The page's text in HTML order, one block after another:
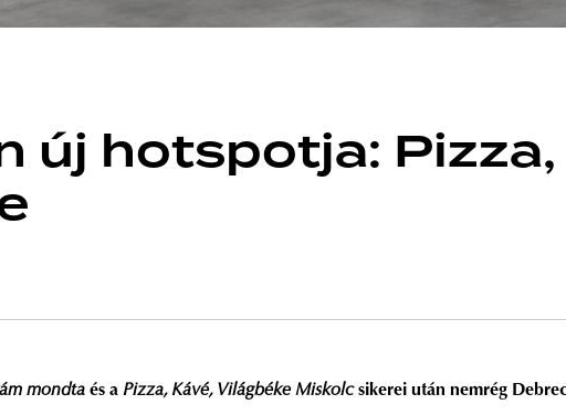
új hotspotja: Pizza,
mondta és a Pizza, Kávé, Világbéke Miskolcsikerei után nemrég